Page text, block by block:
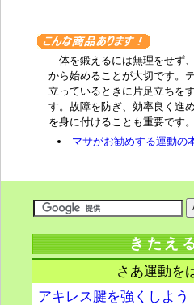
体を鍛えるには無理をせず
から始めることが大切です。
立っているときに片足立ちを
す。故障を防ぎ、効率良く進
を身に付けることも重要です。
マサがお勧めする運動の
きたえ
さあ運動を
アキレス腱を強くしよう